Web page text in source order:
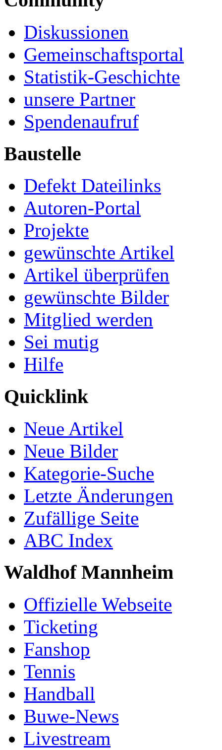
Diskussionen
Gemeinschaftsportal
Statistik-Geschichte
unsere Partner
Spendenaufruf
Baustelle
Defekt Dateilinks
Autoren-Portal
Projekte
gewünschte Artikel
Artikel überprüfen
gewünschte Bilder
Mitglied werden
Sei mutig
Hilfe
Quicklink
Neue Artikel
Neue Bilder
Kategorie-Suche
Letzte Änderungen
Zufällige Seite
ABC Index
Waldhof Mannheim
Offizielle Webseite
Ticketing
Fanshop
Tennis
Handball
Buwe-News
Livestream